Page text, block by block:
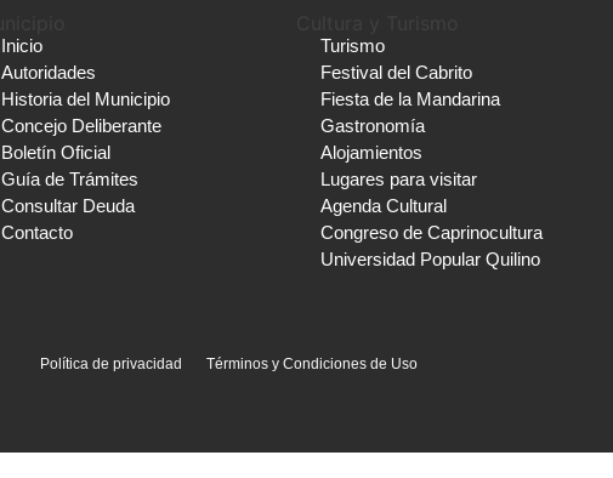
Inicio
Autoridades
Historia del Municipio
Concejo Deliberante
Boletín Oficial
Guía de Trámites
Consultar Deuda
Contacto
Turismo
Festival del Cabrito
Fiesta de la Mandarina
Gastronomía
Alojamientos
Lugares para visitar
Agenda Cultural
Congreso de Caprinocultura
Universidad Popular Quilino
Política de privacidad Términos y Condiciones de Uso